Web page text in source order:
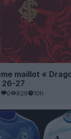
maillot «
27
0 826 10h